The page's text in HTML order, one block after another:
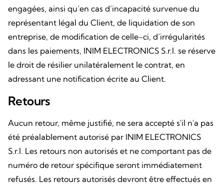
engagées, ainsi qu’en cas d’incapacité survenue du
représentant légal du Client, de liquidation de son
entreprise, de modification de celle-ci, d’irrégularités
dans les paiements, INIM ELECTRONICS S.r.l. se réserve
le droit de résilier unilatéralement le contrat, en
adressant une notification écrite au Client.
Retours
Aucun retour, même justifié, ne sera accepté s'il n'a pas
été préalablement autorisé par INIM ELECTRONICS
S.r.l. Les retours non autorisés et ne comportant pas de
numéro de retour spécifique seront immédiatement
refusés. Les retours autorisés devront être effectués en